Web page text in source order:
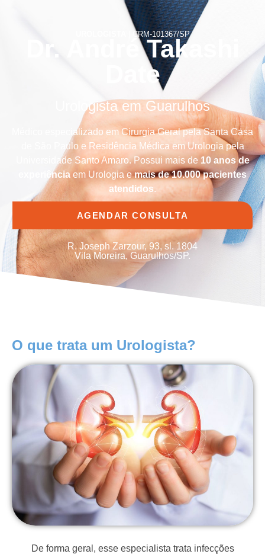
CRM-101367/SP
Dr. André Takashi
Date
Urologista em Guarulhos
Médico especializado em Cirurgia Geral pela Santa Casa
de São Paulo e Residência Médica em Urologia pela
Universidade Santo Amaro. Possui mais de 10 anos de
experiência em Urologia emais de 10.000 pacientes
atendidos.
AGENDAR CONSULTA
R. Joseph Zarzour, 93, sl. 1804
Vila Moreira, Guarulhos/SP.
O que trata um Urologista?
De forma geral, esse especialista trata infecções